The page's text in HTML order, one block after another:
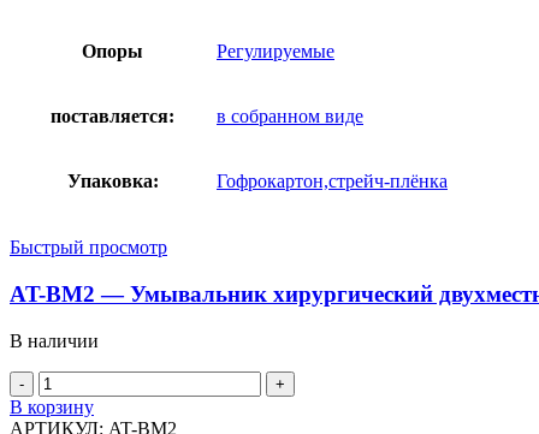
Опоры Регулируемые
поставляется: в собранном виде
Упаковка: Гофрокартон,стрейч-плёнка
Быстрый просмотр
AT-BM2 — Умывальник хирургический
В наличии
В корзину
АРТИКУЛ: AT-BM2